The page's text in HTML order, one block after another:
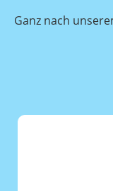
Ganz nach